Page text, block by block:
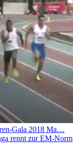
Gala 2018 Ma…
rennt zur EM-Norm